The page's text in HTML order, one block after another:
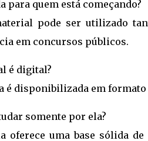
para quem está começando?
pode ser utilizado
em concursos públicos.
é digital?
é disponibilizada em
somente por ela?
oferece uma base sólida